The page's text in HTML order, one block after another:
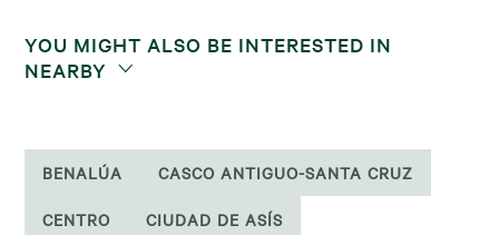
YOU MIGHT ALSO BE INTERESTED IN
NEARBY
BENALÚA CASCO ANTIGUO-SANTA CRUZ
CENTRO CIUDAD DE ASÍS